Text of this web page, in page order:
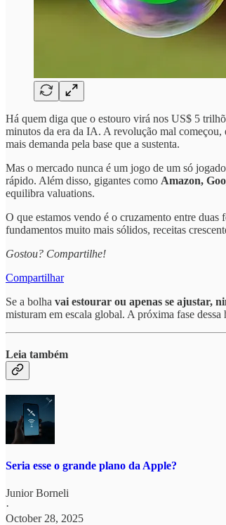
Há quem diga que o estouro virá nos US$ 5
minutos da era da IA. A revolução mal começou,
mais demanda pela base que a sustenta.
Mas o mercado nunca é um jogo de um só
rápido. Além disso, gigantes como Amazon,
equilibra valuations.
O que estamos vendo é o cruzamento entre
fundamentos muito mais sólidos, receitas
Gostou? Compartilhe!
Compartilhar
Se a bolha vai estourar ou apenas se ajustar,
misturam em escala global. A próxima fase
Leia também
Seria esse o grande plano da Apple?
Junior Borneli
·
October 28, 2025